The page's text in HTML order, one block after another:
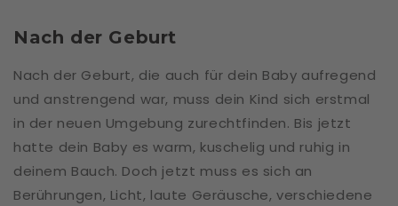
Nach der Geburt
Nach der Geburt, die auch für dein Baby aufregend
und anstrengend war, muss dein Kind sich erstmal
in der neuen Umgebung zurechtfinden. Bis jetzt
hatte dein Baby es warm, kuschelig und ruhig in
deinem Bauch. Doch jetzt muss es sich an
Berührungen, Licht, laute Geräusche, verschiedene